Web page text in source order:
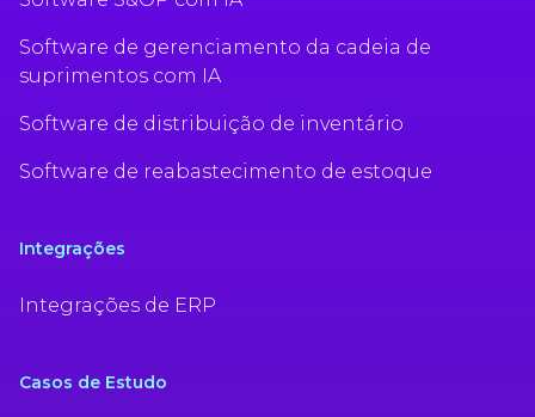
Software de gerenciamento da cadeia de
suprimentos com IA
Software de distribuição de inventário
Software de reabastecimento de estoque
Integrações
Integrações de ERP
Casos de Estudo